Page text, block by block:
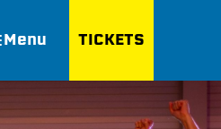
Menu TICKETS
ZOEKEN